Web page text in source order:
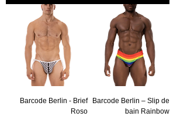
Barcode Berlin - Brief
Roso
Barcode Berlin – Slip de
bain Rainbow